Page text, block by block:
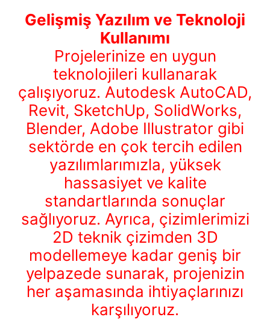
Gelişmiş Yazılım ve Teknoloji
Kullanımı
Projelerinize en uygun
teknolojileri kullanarak
çalışıyoruz. Autodesk AutoCAD,
Revit, SketchUp, SolidWorks,
Blender, Adobe Illustrator gibi
sektörde en çok tercih edilen
yazılımlarımızla, yüksek
hassasiyet ve kalite
standartlarında sonuçlar
sağlıyoruz. Ayrıca, çizimlerimizi
2D teknik çizimden 3D
modellemeye kadar geniş bir
yelpazede sunarak, projenizin
her aşamasında ihtiyaçlarınızı
karşılıyoruz.